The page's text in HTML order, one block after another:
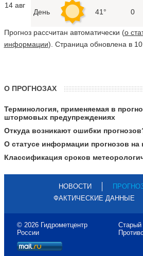
14 авг
День 41° 0
Прогноз рассчитан автоматически (о
информации). Страница обновлена в
О ПРОГНОЗАХ
Терминология, применяемая в
штормовых предупреждениях
Откуда возникают ошибки
О статусе информации прогнозов на
Классификация сроков
НОВОСТИ
ФАКТИЧЕСКИЕ ДАННЫЕ
© 2026 Гидрометцентр
России
Старый